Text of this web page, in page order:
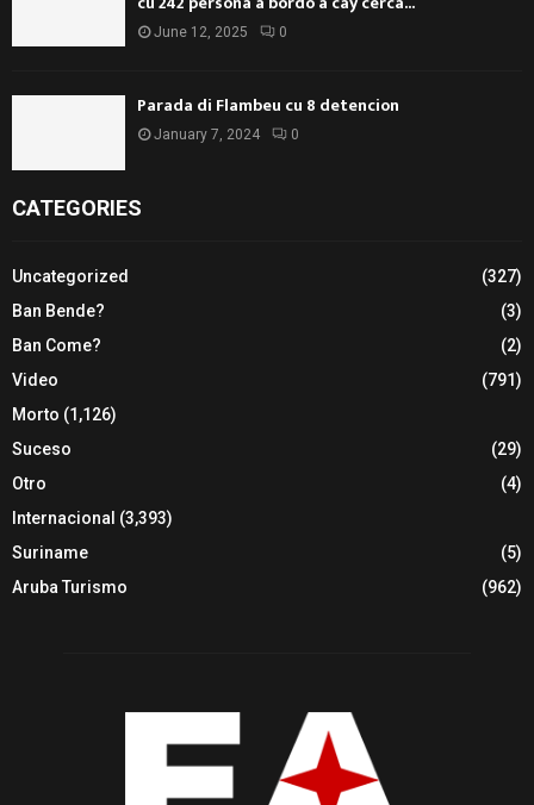
June 12, 2025 0
Parada di Flambeu cu 8 detencion
January 7, 2024 0
CATEGORIES
Uncategorized
(327)
Ban Bende?
(3)
Ban Come?
(2)
Video
(791)
Morto (1,126)
Suceso
(29)
Otro
(4)
Internacional (3,393)
Suriname
(5)
Aruba Turismo
(962)